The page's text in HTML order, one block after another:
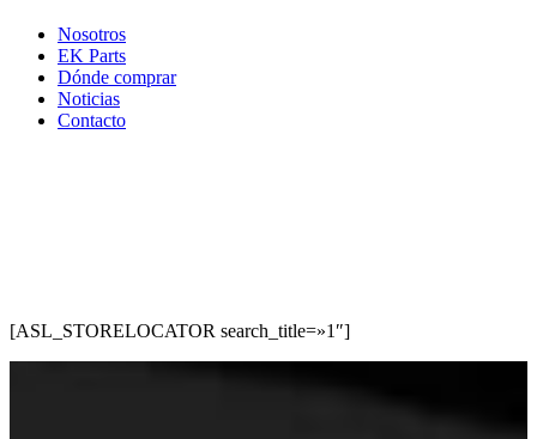
Nosotros
EK Parts
Dónde comprar
Noticias
Contacto
[ASL_STORELOCATOR search_title=»1″]